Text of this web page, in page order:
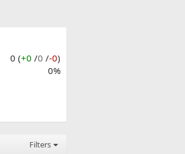
0 (+0 /0 /-0)
0%
Filters